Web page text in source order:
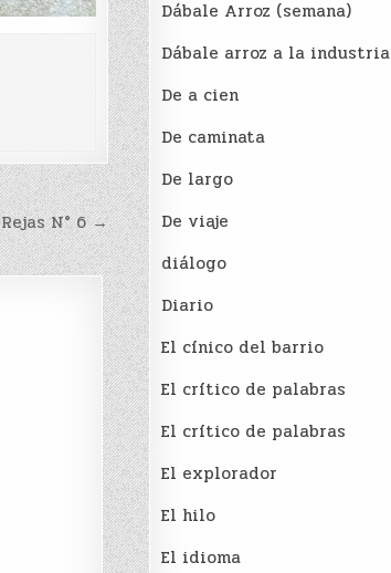
Rejas N° 6 →
Dábale Arroz (semana)
Dábale arroz a la industria
De a cien
De caminata
De largo
De viaje
diálogo
Diario
El cínico del barrio
El crí­tico de palabras
El crí­tico de palabras
El explorador
El hilo
El idioma